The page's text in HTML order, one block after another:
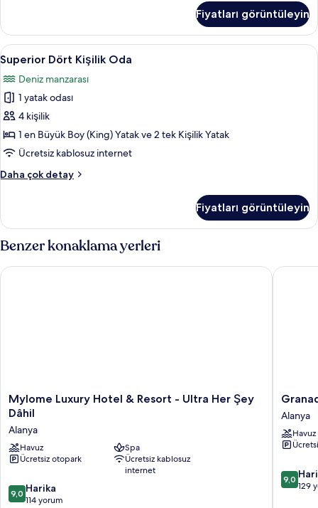
daha
fazla
detay
Fiyatları görüntüleyin
Superior
Dört
Kişilik
Oda
için
tüm
fotoğrafları
Superior Dört Kişilik Oda | Kaliteli
10
Superior Dört Kişilik Oda
Deniz manzarası
1 yatak odası
4 kişilik
1 en Büyük Boy (King) Yatak ve 2 tek Kişilik Yatak
Ücretsiz kablosuz internet
Daha çok detay
Superior
hakkında
fazla
Fiyatları görüntüleyin
Benzer konaklama yerleri
Mylome
Luxury
&
Resort
-
Her
Şey
Mylome Luxury Hotel & Resort - Ultra Her Şey
Dâhil
Alanya
Havuz
Spa
Ücretsiz otopark
Ücretsiz kablosuz
internet
10
üzerinden
9,0 Harika
114 yorum
Mylome Luxury Hotel & Resort - Ultra Her Şey Dâhil
Granada
Luxury
Beach
-
All
Alanya
Alanya
Havuz
10
9,0
129